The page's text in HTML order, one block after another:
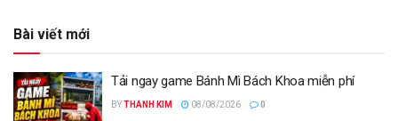
Bài viết mới
Tải ngay game Bánh Mì Bách Khoa miễn phí
BYTHANH KIM 08/08/2026 0